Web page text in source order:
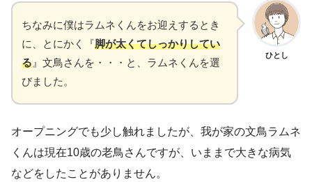
ひとし
ちなみに僕はラムネくんをお迎えするとき
に、とにかく『脚が太くてしっかりしてい
る 』文鳥さんを・・・と、ラムネくんを選
びました。
オープニングでも少し触れましたが、我が家の文鳥ラムネ
くんは現在10歳の老鳥さんですが、いままで大きな病気
などをしたことがありません。